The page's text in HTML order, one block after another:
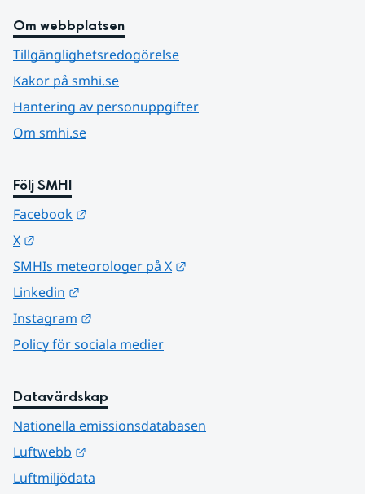
Om webbplatsen
Tillgänglighetsredogörelse
Kakor på smhi.se
Hantering av personuppgifter
Om smhi.se
Följ SMHI
Facebook
X
SMHIs meteorologer på X
Linkedin
Instagram
Policy för sociala medier
Datavärdskap
Nationella emissionsdatabasen
Luftwebb
Luftmiljödata